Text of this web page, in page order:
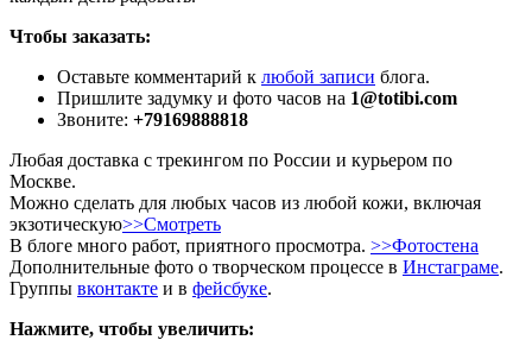
Чтобы заказать:
Оставьте комментарий к любой записи блога.
Пришлите задумку и фото часов на 1@totibi.com
Звоните: +79169888818
Любая доставка с трекингом по России и курьером по
Москве.
Можно сделать для любых часов из любой кожи, включая
экзотическую>>Смотреть
В блоге много работ, приятного просмотра. >>Фотостена
Дополнительные фото о творческом процессе в Инстаграме.
Группы вконтакте и в фейсбуке.
Нажмите, чтобы увеличить: